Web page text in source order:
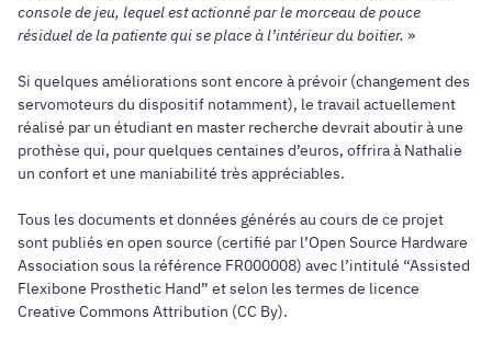
console de jeu, lequel est actionné par le morceau de pouce
résiduel de la patiente qui se place à l’intérieur du boitier. »
Si quelques améliorations sont encore à prévoir (changement des
servomoteurs du dispositif notamment), le travail actuellement
réalisé par un étudiant en master recherche devrait aboutir à une
prothèse qui, pour quelques centaines d’euros, offrira à Nathalie
un confort et une maniabilité très appréciables.
Tous les documents et données générés au cours de ce projet
sont publiés en open source (certifié par l’Open Source Hardware
Association sous la référence FR000008) avec l’intitulé “Assisted
Flexibone Prosthetic Hand” et selon les termes de licence
Creative Commons Attribution (CC By).